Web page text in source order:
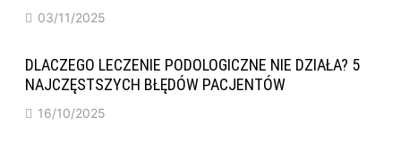
03/11/2025
DLACZEGO LECZENIE PODOLOGICZNE NIE DZIAŁA? 5
NAJCZĘSTSZYCH BŁĘDÓW PACJENTÓW
16/10/2025